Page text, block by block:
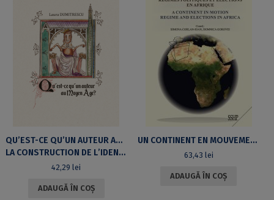
QUʼEST-CE QUʼUN AUTEUR AU MOYEN ÂGE ?
LA CONSTRUCTION DE LʼIDENTITÉ DANS LE ROMAN DE FAUVEL
42,29lei
ADAUGĂ ÎN COȘ
UN CONTINENT EN MOUVEMENT. REGIMES POLITIQUES ET ELECTIONS EN AFRIQUE
63,43 lei
ADAUGĂ ÎN COȘ